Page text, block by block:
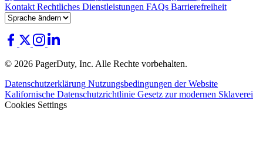
KontaktRechtliches Dienstleistungen FAQs Barrierefreiheit
© 2026 PagerDuty, Inc. Alle Rechte vorbehalten.
Datenschutzerklärung Nutzungsbedingungen der Website
Kalifornische Datenschutzrichtlinie Gesetz zur modernen Sklaverei
Cookies Settings